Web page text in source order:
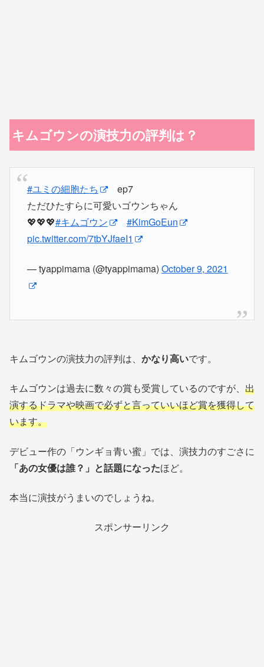
キムゴウンの演技力の評判は？
#ユミの細胞たち
ep7
ただひたすらに可愛いゴウンちゃん
💖💖💖#キムゴウン
#KimGoEun
pic.twitter.com/7tbYJfaeI1
— tyappimama (@tyappimama) October 9, 2021
キムゴウンの演技力の評判は、 かなり高いです。
キムゴウンは過去に数々の賞も受賞しているのですが、 出
演するドラマや映画で必ずと言っていいほど賞を獲得して
います。
デビュー作の「ウンギョ青い蜜」では、演技力のすごさに
「あの女優は誰？」と話題になったほど。
本当に演技がうまいのでしょうね。
スポンサーリンク